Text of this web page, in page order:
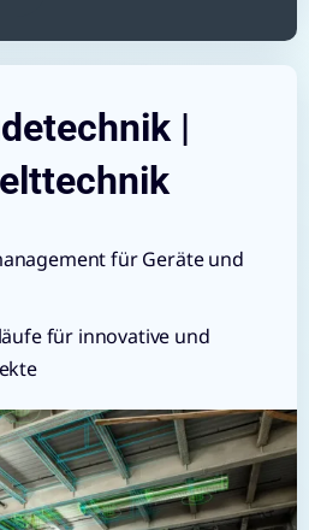
|
für Geräte und
für innovative und